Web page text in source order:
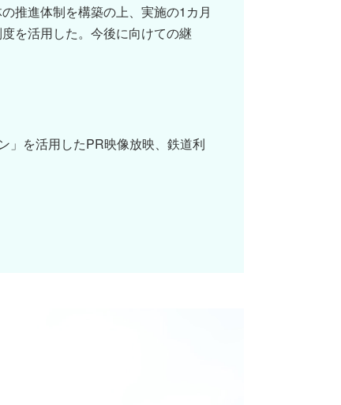
推進体制を構築の上、実施の1カ月
を活用した。今後に向けての継
」を活用したPR映像放映、鉄道利